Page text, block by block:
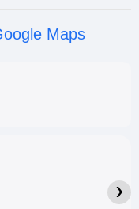
Maps
›